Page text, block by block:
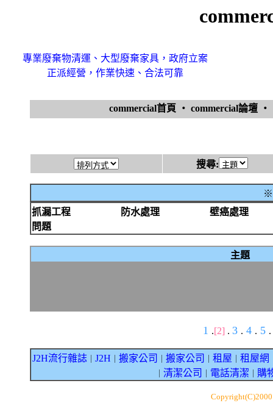
專業廢棄物清運、大型廢棄家具，政府立案
正派經營，作業快速、合法可靠
commercial首頁 ‧ commercial論壇 ‧
搜尋:
※
抓漏工程
防水處理
壁癌處理
問題
主題
1 .[2] . 3 . 4 . 5 .
J2H流行雜誌 J2H 搬家公司 搬家公司 租屋 租屋網
清潔公司 電話清潔 購